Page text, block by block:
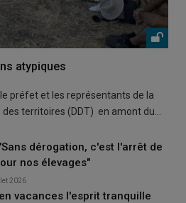
atypiques
le préfet et les représentants de la
territoires (DDT) en amont du…
dérogation, c'est l'arrêt de
nos élevages"
2026
vacances l'esprit tranquille